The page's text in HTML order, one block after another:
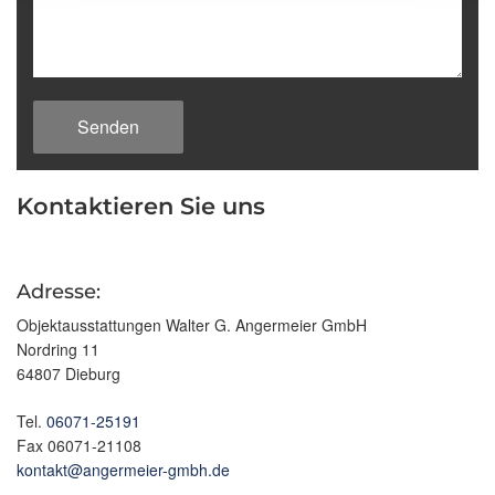
Kontaktieren Sie uns
Adresse:
Objektausstattungen Walter G. Angermeier GmbH
Nordring 11
64807 Dieburg
Tel. 06071-25191
Fax 06071-21108
kontakt@angermeier-gmbh.de